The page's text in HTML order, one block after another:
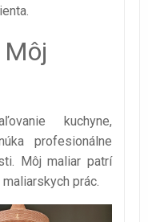
kuchyne,
profesionálne
Môj maliar patrí
prác.